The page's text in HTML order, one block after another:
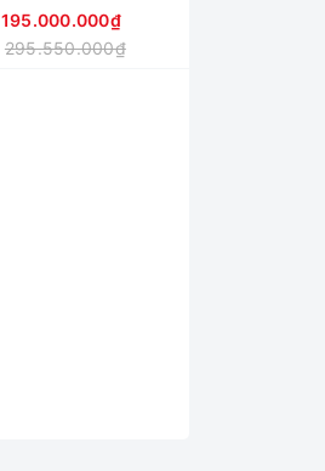
195.000.000₫
295.550.000₫